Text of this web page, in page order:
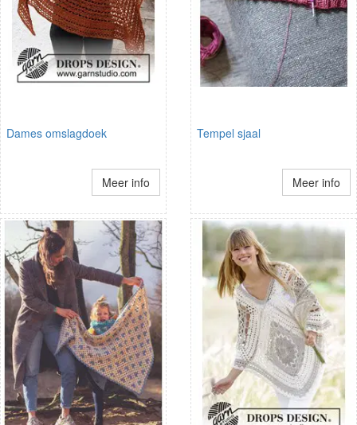
Dames omslagdoek
Meer info
Tempel sjaal
Meer info